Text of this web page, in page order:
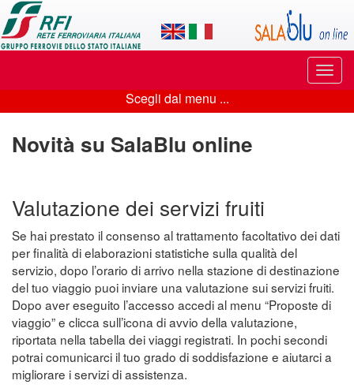
Applicazione
SalaBlu
Online
di
Rete
Ferroviaria
di
Scegli
dal
menu
Scegli dal menu ...
Novità su SalaBlu online
Valutazione dei servizi fruiti
Se hai prestato il consenso al trattamento facoltativo dei dati
per finalità di elaborazioni statistiche sulla qualità del
servizio, dopo l’orario di arrivo nella stazione di destinazione
del tuo viaggio puoi inviare una valutazione sui servizi fruiti.
Dopo aver eseguito l’accesso accedi al menu “Proposte di
viaggio” e clicca sull’icona di avvio della valutazione,
riportata nella tabella dei viaggi registrati. In pochi secondi
potrai comunicarci il tuo grado di soddisfazione e aiutarci a
migliorare i servizi di assistenza.